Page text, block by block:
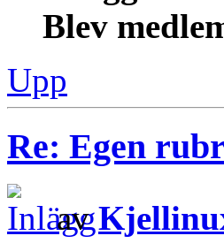
Blev
Upp
Re: Egen
av